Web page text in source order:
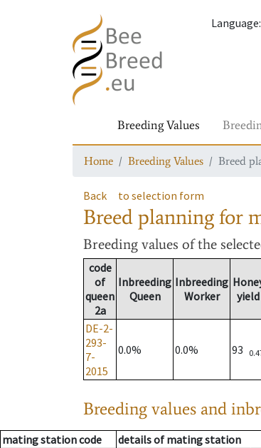
Language:
Breeding Values
Home Breeding Values Breed
Back to selection form
Breed planning for
Breeding values of the
code
of
queen
2a
Inbreeding
Queen
Inbreeding
Worker
yield
DE-2-
293-
7-
2015
0.0% 0.0% 93
Breeding values and
mating station code details of mating station